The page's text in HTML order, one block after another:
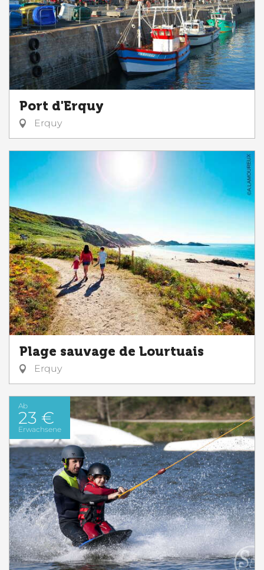
Port d'Erquy
Erquy
Plage sauvage de Lourtuais
Erquy
Ab
23 €
Erwachsene